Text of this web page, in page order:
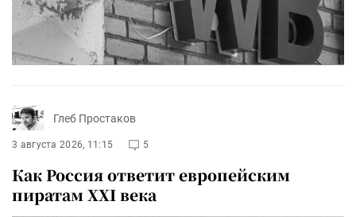
Глеб Простаков
3 августа 2026, 11:15 5
Как Россия ответит европейским
пиратам XXI века